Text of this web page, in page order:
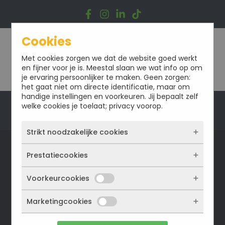
Offerte
Soorten Bouw
Cookies
Met cookies zorgen we dat de website goed werkt
en fijner voor je is. Meestal slaan we wat info op om
je ervaring persoonlijker te maken. Geen zorgen:
het gaat niet om directe identificatie, maar om
handige instellingen en voorkeuren. Jij bepaalt zelf
welke cookies je toelaat; privacy voorop.
Strikt noodzakelijke cookies
Deze cookies zorgen ervoor dat de website
überhaupt werkt. Ze zijn dus altijd actief en
kunnen niet worden uitgezet. Meestal worden
ze alleen geplaatst als jij iets doet, zoals
inloggen, een formulier invullen of je
privacyvoorkeuren opslaan. Je kunt je browser
zo instellen dat hij deze cookies blokkeert of je
Prestatiecookies
Met deze cookies zien we hoe vaak onze site
bezocht wordt, waar bezoekers vandaan
komen en welke pagina’s populair zijn. Zo
kunnen we de website blijven verbeteren.
Alles wat we meten is anoniem, we weten dus
Voorkeurcookies
Deze cookies onthouden jouw voorkeuren.
Bijvoorbeeld taalkeuze of ingevulde gegevens.
Marketingcookies